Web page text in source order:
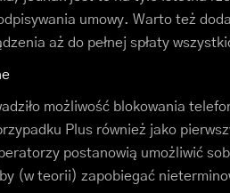
umowy. Warto też
aż do pełnej spłaty
możliwość blokowania
Plus również jako
postanowią umożliwić
(w teorii) zapobiegać